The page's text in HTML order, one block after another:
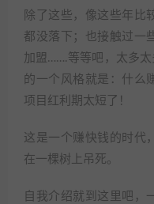
除了这些，像这些年比
都没落下；也接触过一
加盟…….等等吧，太多太
的一个风格就是：什么
项目红利期太短了！
这是一个赚快钱的时代
在一棵树上吊死。
自我介绍就到这里吧，